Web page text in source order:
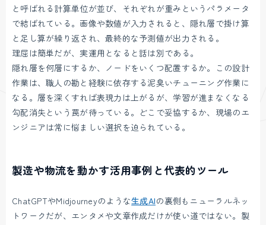
と呼ばれる計算単位が並び、それぞれが重みというパラメータ
で結ばれている。画像や数値が入力されると、隠れ層で掛け算
と足し算が繰り返され、最終的な予測値が出力される。
理屈は簡単だが、実運用となると話は別である。
隠れ層を何層にするか、ノードをいくつ配置するか。この設計
作業は、職人の勘と経験に依存する泥臭いチューニング作業に
なる。層を深くすれば表現力は上がるが、学習が進まなくなる
勾配消失という罠が待っている。どこで妥協するか、現場のエ
ンジニアは常に悩ましい選択を迫られている。
製造や物流を動かす活用事例と代表的ツール
ChatGPTやMidjourneyのような生成AIの裏側もニューラルネッ
トワークだが、エンタメや文章作成だけが使い道ではない。製